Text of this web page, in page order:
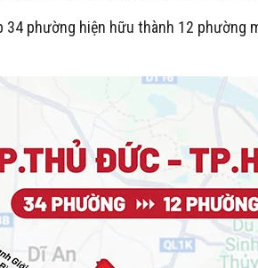
phường hiện hữu thành 12